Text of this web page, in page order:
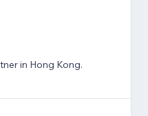
in Hong Kong.